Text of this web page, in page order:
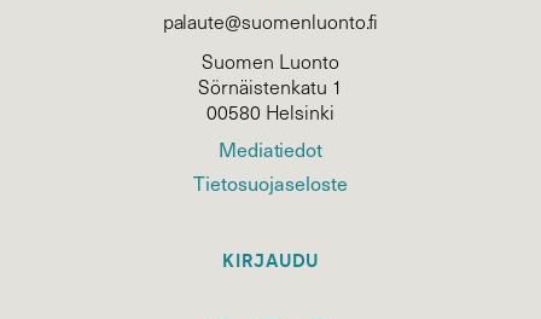
palaute@suomenluonto.fi
Suomen Luonto
Sörnäistenkatu 1
00580 Helsinki
Mediatiedot
Tietosuojaseloste
KIRJAUDU